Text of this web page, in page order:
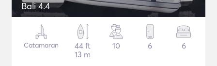
Bali 4.4
Catamaran
44 ft
13 m
10 6 6